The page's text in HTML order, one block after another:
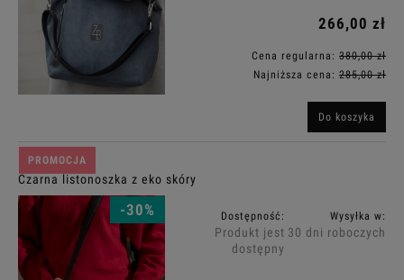
266,00 zł
Cena regularna: 380,00 zł
Najniższa cena: 285,00 zł
Do koszyka
Czarna listonoszka z eko skóry
-30% Dostępność:
Produkt jest
dostępny
Wysyłka w:
30 dni roboczych
PROMOCJA